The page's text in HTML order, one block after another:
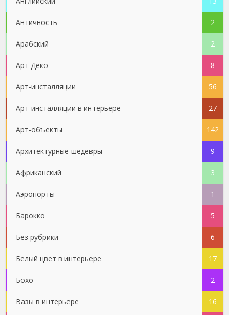
Античность 2
Арабский 2
Арт Деко 8
Арт-инсталляции 56
Арт-инсталляции в интерьере 27
Арт-объекты 142
Архитектурные шедевры 9
Африканский 3
Аэропорты 1
Барокко 5
Без рубрики 6
Белый цвет в интерьере 17
Бохо 2
Вазы в интерьере 16